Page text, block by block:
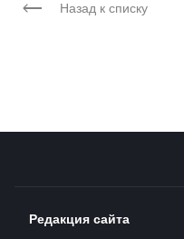
Назад к списку
Редакция сайта